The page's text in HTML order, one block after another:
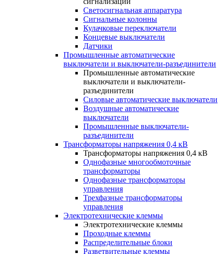
Светосигнальная аппаратура
Сигнальные колонны
Кулачковые переключатели
Концевые выключатели
Датчики
Промышленные автоматические
выключатели и выключатели-разъединители
Промышленные автоматические
выключатели и выключатели-
разъединители
Силовые автоматические выключатели
Воздушные автоматические
выключатели
Промышленные выключатели-
разъединители
Трансформаторы напряжения 0,4 кВ
Трансформаторы напряжения 0,4 кВ
Однофазные многообмоточные
трансформаторы
Однофазные трансформаторы
управления
Трехфазные трансформаторы
управления
Электротехнические клеммы
Электротехнические клеммы
Проходные клеммы
Распределительные блоки
Разветвительные клеммы